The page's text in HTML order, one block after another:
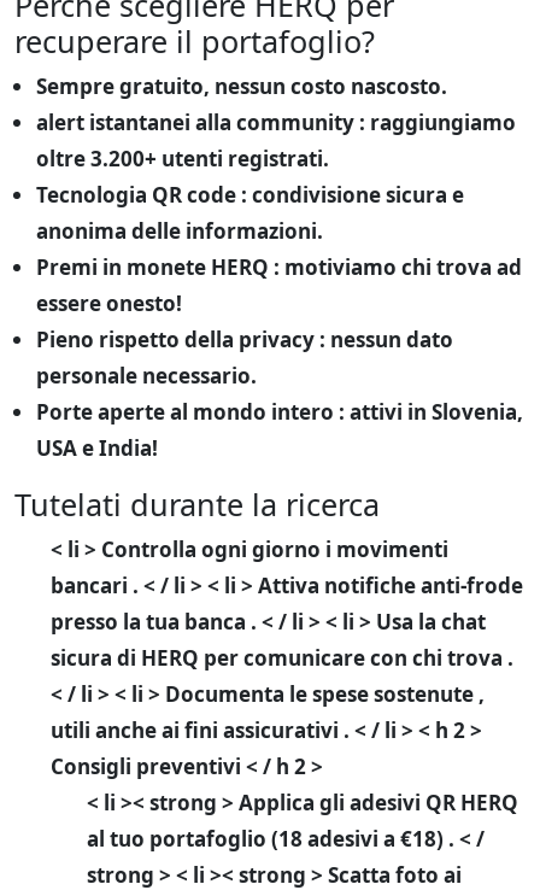
recuperare il portafoglio?
Sempre gratuito, nessun costo nascosto.
alert istantanei alla community : raggiungiamo
oltre 3.200+ utenti registrati.
Tecnologia QR code : condivisione sicura e
anonima delle informazioni.
Premi in monete HERQ : motiviamo chi trova ad
essere onesto!
Pieno rispetto della privacy : nessun dato
personale necessario.
Porte aperte al mondo intero : attivi in Slovenia,
USA e India!
Tutelati durante la ricerca
< li > Controlla ogni giorno i movimenti
bancari . < / li > < li > Attiva notifiche anti-frode
presso la tua banca . < / li > < li > Usa la chat
sicura di HERQ per comunicare con chi trova .
< / li > < li > Documenta le spese sostenute ,
utili anche ai fini assicurativi . < / li > < h 2 >
Consigli preventivi < / h 2 >
< li >< strong > Applica gli adesivi QR HERQ
al tuo portafoglio (18 adesivi a €18) . < /
strong > < li >< strong > Scatta foto ai